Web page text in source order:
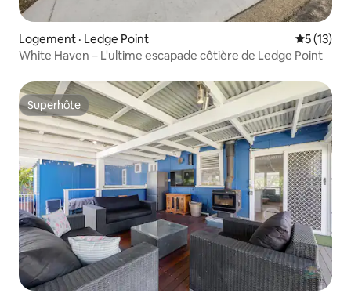
Logement · Ledge Point Note
5 (13)
White Haven – L'ultime escapade côtière de Ledge Point
Superhôte
Superhôte